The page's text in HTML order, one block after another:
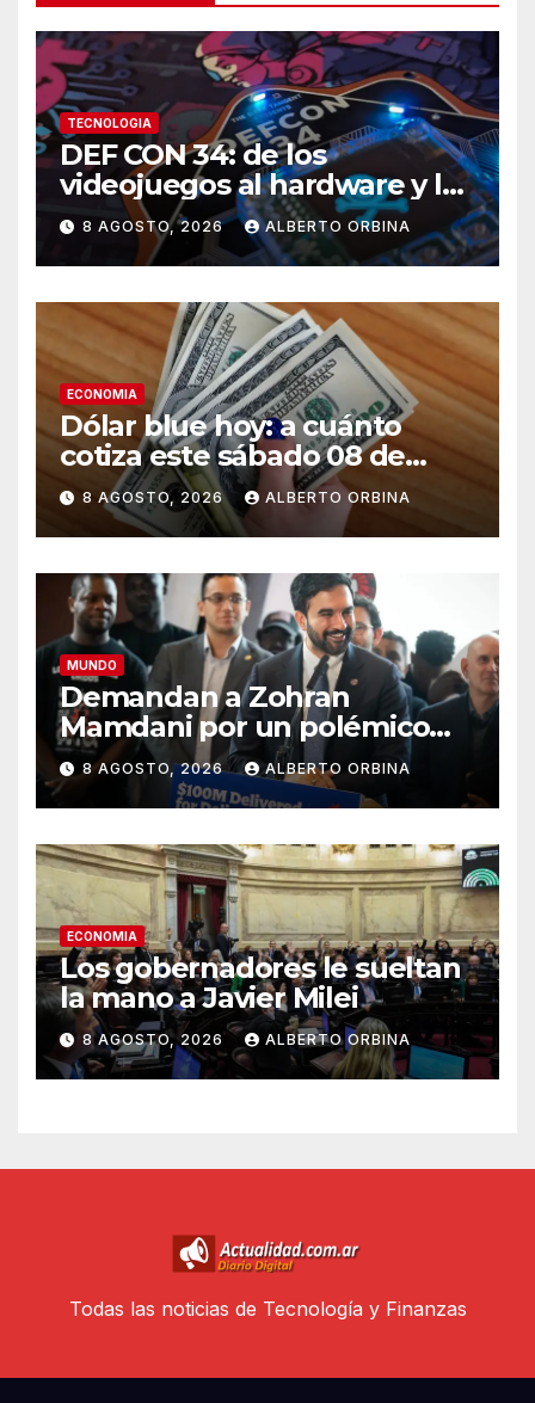
TECNOLOGIA
DEF CON 34: de los
videojuegos al hardware y los
autos, el llamado hacker a
recuperar el control de la
tecnología
8 AGOSTO, 2026 ALBERTO ORBINA
ECONOMIA
Dólar blue hoy: a cuánto
cotiza este sábado 08 de
agosto
8 AGOSTO, 2026 ALBERTO ORBINA
MUNDO
Demandan a Zohran
Mamdani por un polémico
impuesto inmobiliario que
podría afectar a miles de
personas
8 AGOSTO, 2026 ALBERTO ORBINA
ECONOMIA
Los gobernadores le sueltan
la mano a Javier Milei
8 AGOSTO, 2026 ALBERTO ORBINA
Todas las noticias de Tecnología y Finanzas